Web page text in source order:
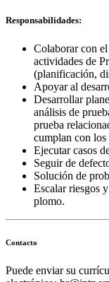
Responsabilidades:
Colaborar con
actividades de
(planificación,
Apoyar al
Desarrollar
análisis de
prueba
cumplan con los
Ejecutar casos
Seguir de
Solución de
Escalar riesgos
plomo.
Contacto
Puede enviar su